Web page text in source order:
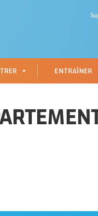
ENTRAÎNER